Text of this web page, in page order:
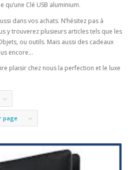
Clé USB aluminium.
dans vos achats. N’hésitez pas à
y trouverez plusieurs articles tels que les
ou outils. Mais aussi des cadeaux
encore…
plaisir chez nous la perfection et le luxe
page